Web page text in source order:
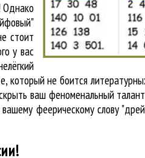
Однако
стоит
у вас
который не боится
ваш феноменальный
феерическому слову